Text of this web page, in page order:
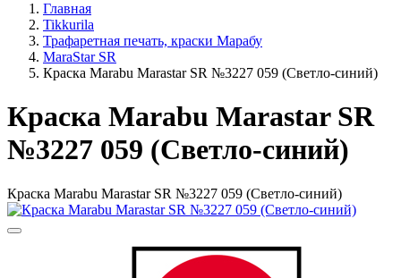
Главная
Tikkurila
Трафаретная печать, краски Марабу
MaraStar SR
Краска Маrabu Marastar SR №3227 059 (Светло-синий)
Краска Маrabu Marastar SR
№3227 059 (Светло-синий)
Краска Маrabu Marastar SR №3227 059 (Светло-синий)